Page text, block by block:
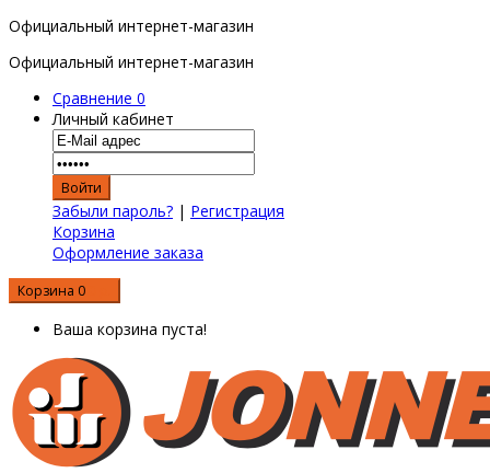
Официальный интернет-магазин
Официальный интернет-магазин
Сравнение 0
Личный кабинет
Забыли пароль? | Регистрация
Корзина
Оформление заказа
Корзина 0
Ваша корзина пуста!